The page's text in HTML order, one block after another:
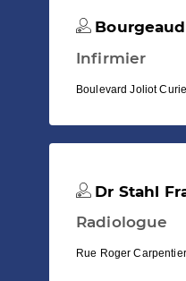
Infirmier
Boulevard Joliot
Dr Stahl
Radiologue
Rue Roger